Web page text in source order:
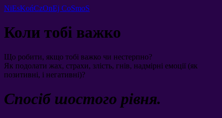
NiEsKońCzOnEj CoSmoS
Коли тобі важко
Що робити, якщо тобі важко чи нестерпно?
Як подолати жах, страхи, злість, гнів, надмірні емоції (як
позитивні, і негативні)?
Спосіб шостого рівня.